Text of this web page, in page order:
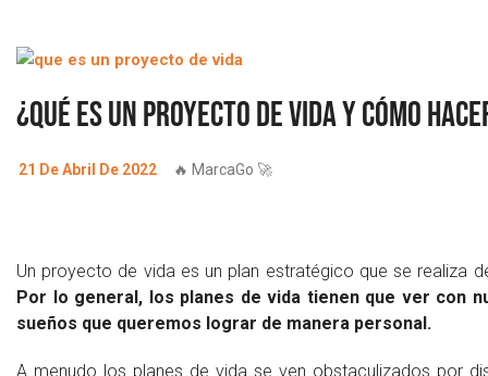
¿Qué es un proyecto de vida y cómo
21 De Abril De 2022 🔥 MarcaGo 🚀
Un proyecto de vida es un plan estratégico que se realiza
Por lo general, los planes de vida tienen que ver con
sueños que queremos lograr de manera personal.
A menudo los planes de vida se ven obstaculizados por